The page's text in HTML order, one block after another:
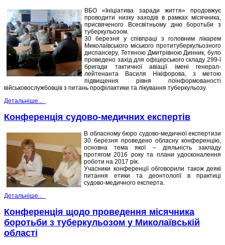
ВБО «Ініціатива заради життя» продовжує
проводити низку заходів в рамках місячника,
присвяченого Всесвітньому дню боротьби з
туберкульозом.
30 березня у співпраці з головним лікарем
Миколаївського міського протитуберкульозного
диспансеру, Тетяною Дмитрівною Динник, було
проведено захід для офіцерського складу 299-ї
бригади тактичної авіації імені генерал-
лейтенанта Василя Нікіфорова, з метою
підвищення рівня поінформованості
військовослужбовців з питань профілактики та лікування туберкульозу.
Детальніше...
Конференція судово-медичних експертів
В обласному бюро судово-медичної експертизи
30 березня проведено обласну конференцію,
основна тема якої – діяльність закладу
протягом 2016 року та плани удосконалення
роботи на 2017 рік.
Учасники конференції обговорили також деякі
питання етики та деонтології в практиці
судово-медичного експерта.
Детальніше...
Конференція щодо проведення місячника
боротьби з туберкульозом у Миколаївській
області